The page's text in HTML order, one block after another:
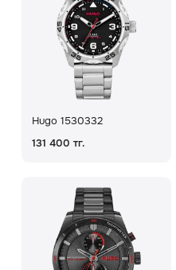
Hugo 1530332
131 400 тг.